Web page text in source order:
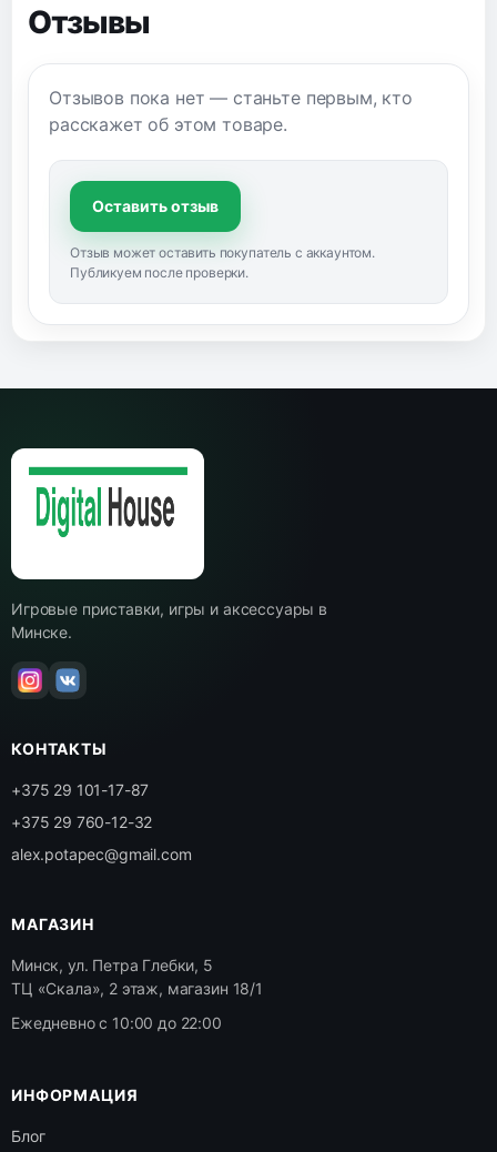
Отзывы
Отзывов пока нет — станьте первым, кто
расскажет об этом товаре.
Оставить отзыв
Отзыв может оставить покупатель с аккаунтом.
Публикуем после проверки.
Игровые приставки, игры и аксессуары в
Минске.
КОНТАКТЫ
+375 29 101-17-87
+375 29 760-12-32
alex.potapec@gmail.com
МАГАЗИН
Минск, ул. Петра Глебки, 5
ТЦ «Скала», 2 этаж, магазин 18/1
Ежедневно с 10:00 до 22:00
ИНФОРМАЦИЯ
Блог